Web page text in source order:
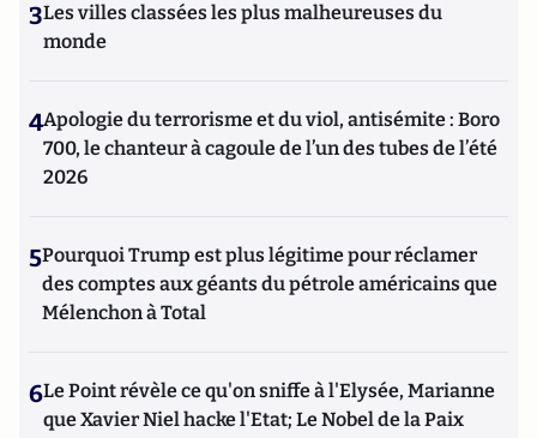
3Les villes classées les plus malheureuses du
monde
4Apologie du terrorisme et du viol, antisémite : Boro
700, le chanteur à cagoule de l’un des tubes de l’été
2026
5Pourquoi Trump est plus légitime pour réclamer
des comptes aux géants du pétrole américains que
Mélenchon à Total
6Le Point révèle ce qu'on sniffe à l'Elysée, Marianne
que Xavier Niel hacke l'Etat; Le Nobel de la Paix